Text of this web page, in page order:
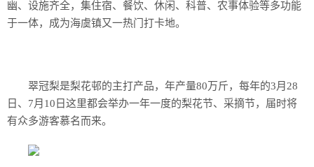
幽、设施齐全，集住宿、餐饮、休闲、科普、农事体验等多功能
于一体，成为海虞镇又一热门打卡地。
翠冠梨是梨花邨的主打产品，年产量80万斤，每年的3月28
日、7月10日这里都会举办一年一度的梨花节、采摘节，届时将
有众多游客慕名而来。